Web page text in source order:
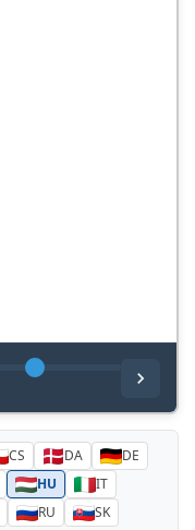
CS DA
DE
HU
IT
RU
SK